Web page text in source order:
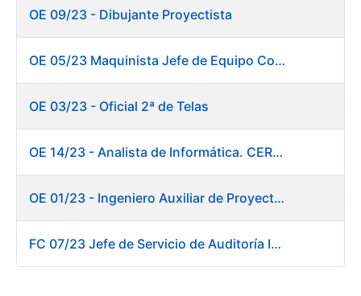
OE 09/23 - Dibujante Proyectista
OE 05/23 Maquinista Jefe de Equipo Corte y Enfajado
OE 03/23 - Oficial 2ª de Telas
OE 14/23 - Analista de Informática. CERES
OE 01/23 - Ingeniero Auxiliar de Proyectos. Innovación
FC 07/23 Jefe de Servicio de Auditoría Interna